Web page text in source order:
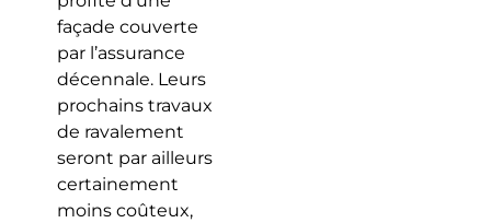
façade couverte
par l’assurance
décennale. Leurs
prochains travaux
de ravalement
seront par ailleurs
certainement
moins coûteux,